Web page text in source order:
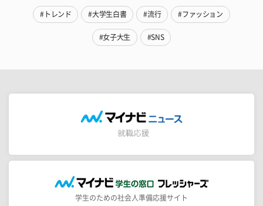
#トレンド #大学生白書 #流行 #ファッション
#女子大生 #SNS
学生のための社会人準備応援サイト